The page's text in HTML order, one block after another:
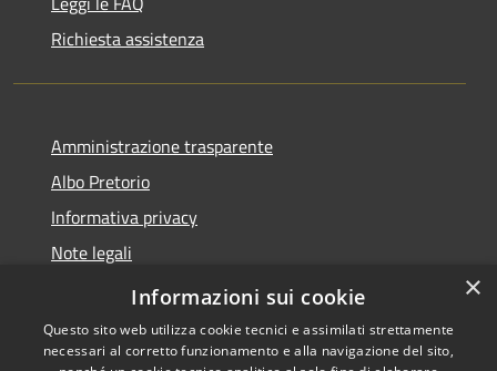
Richiesta assistenza
Amministrazione trasparente
Albo Pretorio
Informativa privacy
Note legali
Dichiarazione di accessibilità
×
Informazioni sui cookie
Questo sito web utilizza cookie tecnici e assimilati strettamente
necessari al corretto funzionamento e alla navigazione del sito,